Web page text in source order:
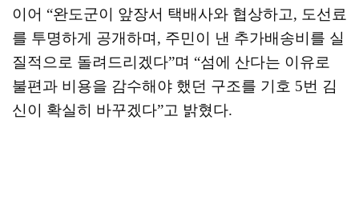
이어 “완도군이 앞장서 택배사와 협상하고, 도선료
를 투명하게 공개하며, 주민이 낸 추가배송비를 실
질적으로 돌려드리겠다”며 “섬에 산다는 이유로
불편과 비용을 감수해야 했던 구조를 기호 5번 김
신이 확실히 바꾸겠다”고 밝혔다.